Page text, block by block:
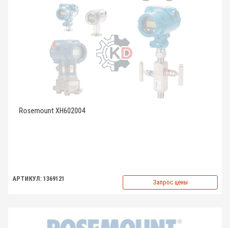
Rosemount XH602004
АРТИКУЛ: 1369121 Запрос цены